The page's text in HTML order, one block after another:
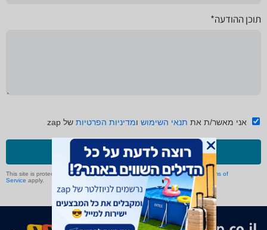
תוכן ההודעה*
אני מאשר/ת את תנאי השימוש ומדיניות הפרטיות של zap
שליחה
This site is protected by reCAPTCHA and the GooglePrivacy Policyand Terms of
Service apply.